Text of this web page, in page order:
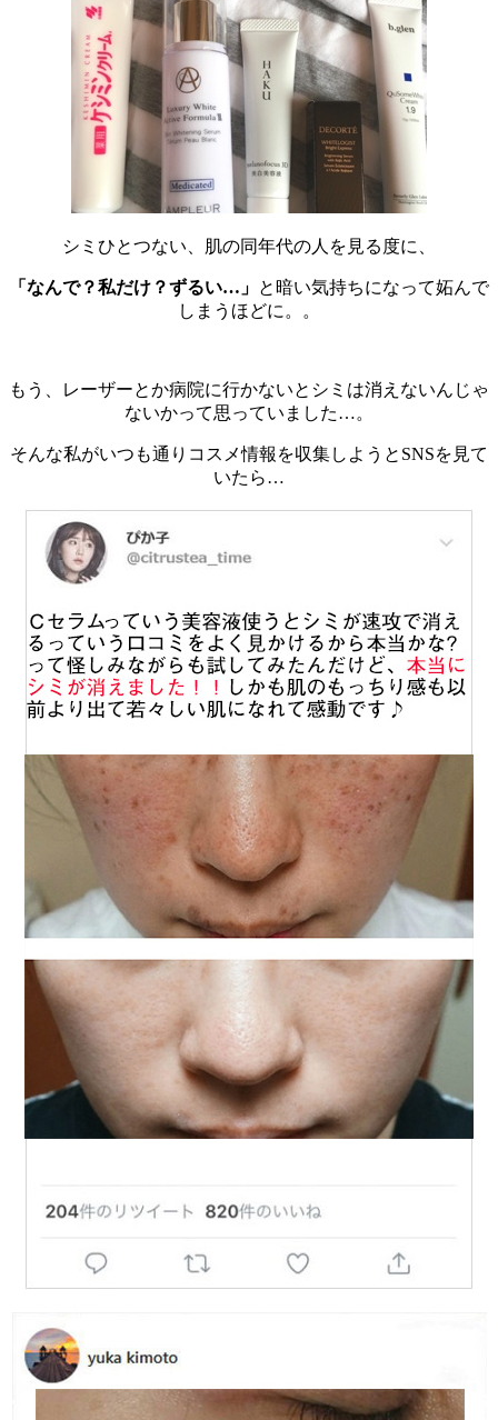
シミひとつない、肌の同年代の人を見る度に、
「なんで？私だけ？ずるい…」 と暗い気持ちになって妬んで
しまうほどに。。
もう、レーザーとか病院に行かないとシミは消えないんじゃ
ないかって思っていました…。
そんな私がいつも通りコスメ情報を収集しようとSNSを見て
いたら…